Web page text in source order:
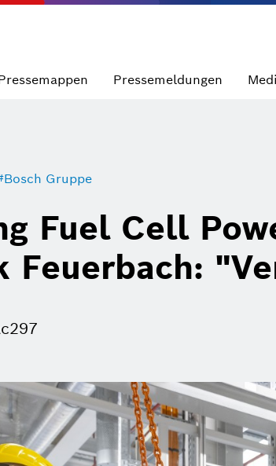
Pressemeldungen
Gruppe
Fuel Cell
Feuerbach: